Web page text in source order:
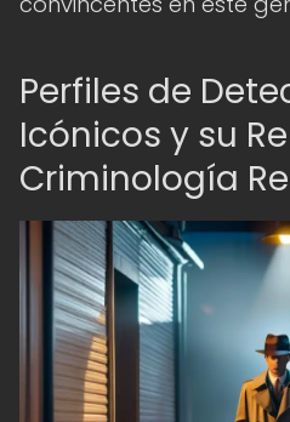
Perfiles de
Icónicos y su
Criminología